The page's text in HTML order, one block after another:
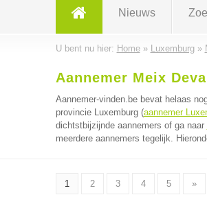
Nieuws
U bent nu hier: Home» Luxemburg»
Aannemer Meix
Aannemer-vinden.be bevat helaas
provincie Luxemburg (aannemer
dichtstbijzijnde aannemers of ga naar
meerdere aannemers tegelijk.
1 2 3 4 5 »